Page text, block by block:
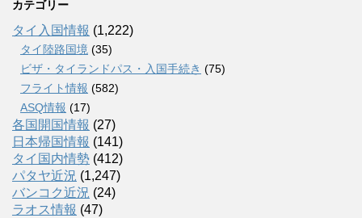
カテゴリー
タイ入国情報 (1,222)
タイ陸路国境 (35)
ビザ・タイランドパス・入国手続き (75)
フライト情報 (582)
ASQ情報 (17)
各国開国情報 (27)
日本帰国情報 (141)
タイ国内情勢 (412)
パタヤ近況 (1,247)
バンコク近況 (24)
ラオス情報 (47)